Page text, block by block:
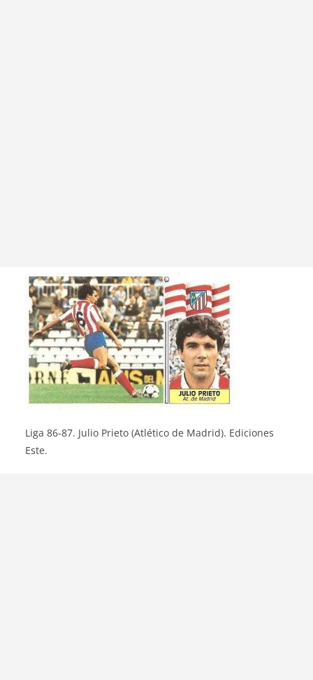
Liga 86-87. Julio Prieto (Atlético de Madrid). Ediciones
Este.